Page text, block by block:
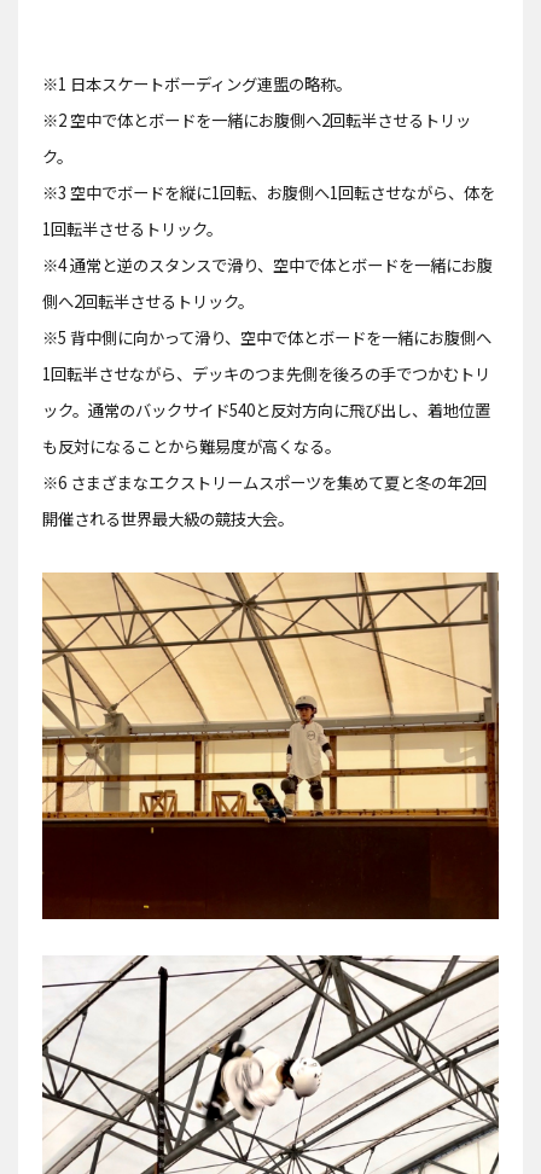
※1 日本スケートボーディング連盟の略称。
※2 空中で体とボードを一緒にお腹側へ2回転半させるトリッ
ク。
※3 空中でボードを縦に1回転、お腹側へ1回転させながら、体を
1回転半させるトリック。
※4 通常と逆のスタンスで滑り、空中で体とボードを一緒にお腹
側へ2回転半させるトリック。
※5 背中側に向かって滑り、空中で体とボードを一緒にお腹側へ
1回転半させながら、デッキのつま先側を後ろの手でつかむトリ
ック。通常のバックサイド540と反対方向に飛び出し、着地位置
も反対になることから難易度が高くなる。
※6 さまざまなエクストリームスポーツを集めて夏と冬の年2回
開催される世界最大級の競技大会。